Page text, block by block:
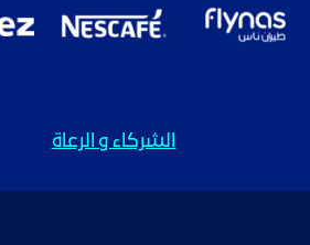
الشركاء و الرعاة